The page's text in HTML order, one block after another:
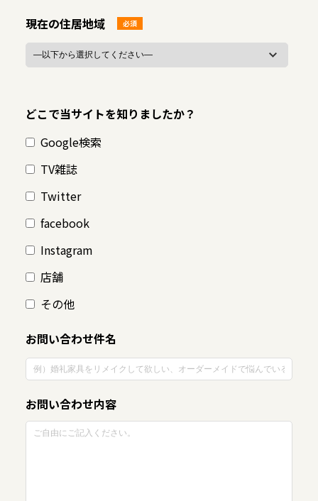
現在の住居地域 必須
どこで当サイトを知りましたか？
Google検索
TV雑誌
Twitter
facebook
Instagram
店舗
その他
お問い合わせ件名
お問い合わせ内容